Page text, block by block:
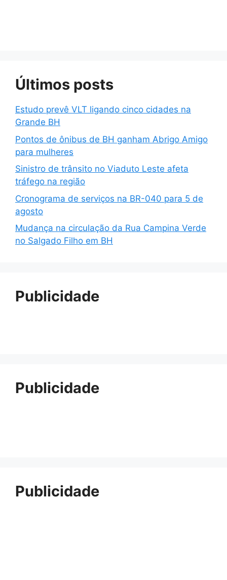
Últimos posts
Estudo prevê VLT ligando cinco cidades na
Grande BH
Pontos de ônibus de BH ganham Abrigo Amigo
para mulheres
Sinistro de trânsito no Viaduto Leste afeta
tráfego na região
Cronograma de serviços na BR-040 para 5 de
agosto
Mudança na circulação da Rua Campina Verde
no Salgado Filho em BH
Publicidade
Publicidade
Publicidade